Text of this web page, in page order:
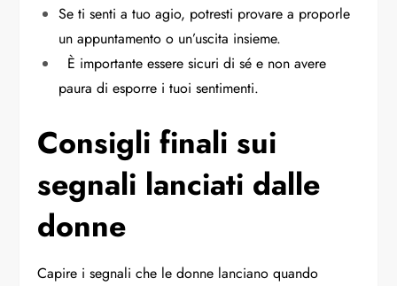
Se ti senti a tuo agio, potresti provare a proporle
un appuntamento o un’uscita insieme.
È importante essere sicuri di sé e non avere
paura di esporre i tuoi sentimenti.
Consigli finali sui
segnali lanciati dalle
donne
Capire i segnali che le donne lanciano quando